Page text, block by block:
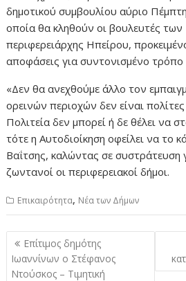
δημοτικού συμβουλίου αύριο
οποία θα κληθούν οι βουλευτές των
περιφερειάρχης Ηπείρου,
αποφάσεις για συντονισμένο τρόπο
«Δεν θα ανεχθούμε άλλο τον
ορεινών περιοχών δεν είναι
Πολιτεία δεν μπορεί ή δε θέλει να
τότε η Αυτοδιοίκηση οφείλει να το
Βαΐτσης, καλώντας σε συστράτευση
ζωντανοί οι περιφερειακοί δήμοι.
Επικαιρότητα, Νέα των Δήμων
Πλοήγηση
άρθρων
Επίτιμος δημότης
Ιωαννίνων ο Στέφανος
Ντούσκος – Τιμητική